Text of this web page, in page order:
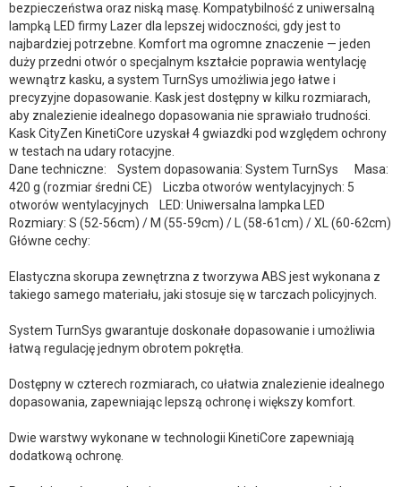
bezpieczeństwa oraz niską masę. Kompatybilność z uniwersalną
lampką LED firmy Lazer dla lepszej widoczności, gdy jest to
najbardziej potrzebne. Komfort ma ogromne znaczenie — jeden
duży przedni otwór o specjalnym kształcie poprawia wentylację
wewnątrz kasku, a system TurnSys umożliwia jego łatwe i
precyzyjne dopasowanie. Kask jest dostępny w kilku rozmiarach,
aby znalezienie idealnego dopasowania nie sprawiało trudności.
Kask CityZen KinetiCore uzyskał 4 gwiazdki pod względem ochrony
w testach na udary rotacyjne.
Dane techniczne: System dopasowania: System TurnSys Masa:
420 g (rozmiar średni CE) Liczba otworów wentylacyjnych: 5
otworów wentylacyjnych LED: Uniwersalna lampka LED
Rozmiary: S (52-56cm) / M (55-59cm) / L (58-61cm) / XL (60-62cm)
Główne cechy:
Elastyczna skorupa zewnętrzna z tworzywa ABS jest wykonana z
takiego samego materiału, jaki stosuje się w tarczach policyjnych.
System TurnSys gwarantuje doskonałe dopasowanie i umożliwia
łatwą regulację jednym obrotem pokrętła.
Dostępny w czterech rozmiarach, co ułatwia znalezienie idealnego
dopasowania, zapewniając lepszą ochronę i większy komfort.
Dwie warstwy wykonane w technologii KinetiCore zapewniają
dodatkową ochronę.